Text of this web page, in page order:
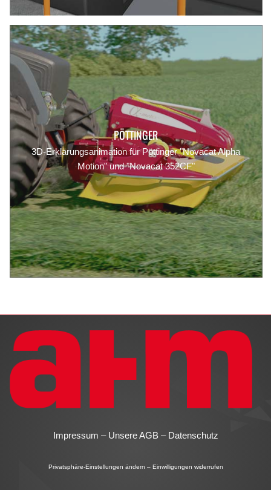
PÖTTINGER
3D-Erklärungsanimation für Pöttinger "Novacat Alpha
Motion" und "Novacat 352CF"
Impressum – Unsere AGB – Datenschutz
Privatsphäre-Einstellungen ändern – Einwilligungen widerrufen